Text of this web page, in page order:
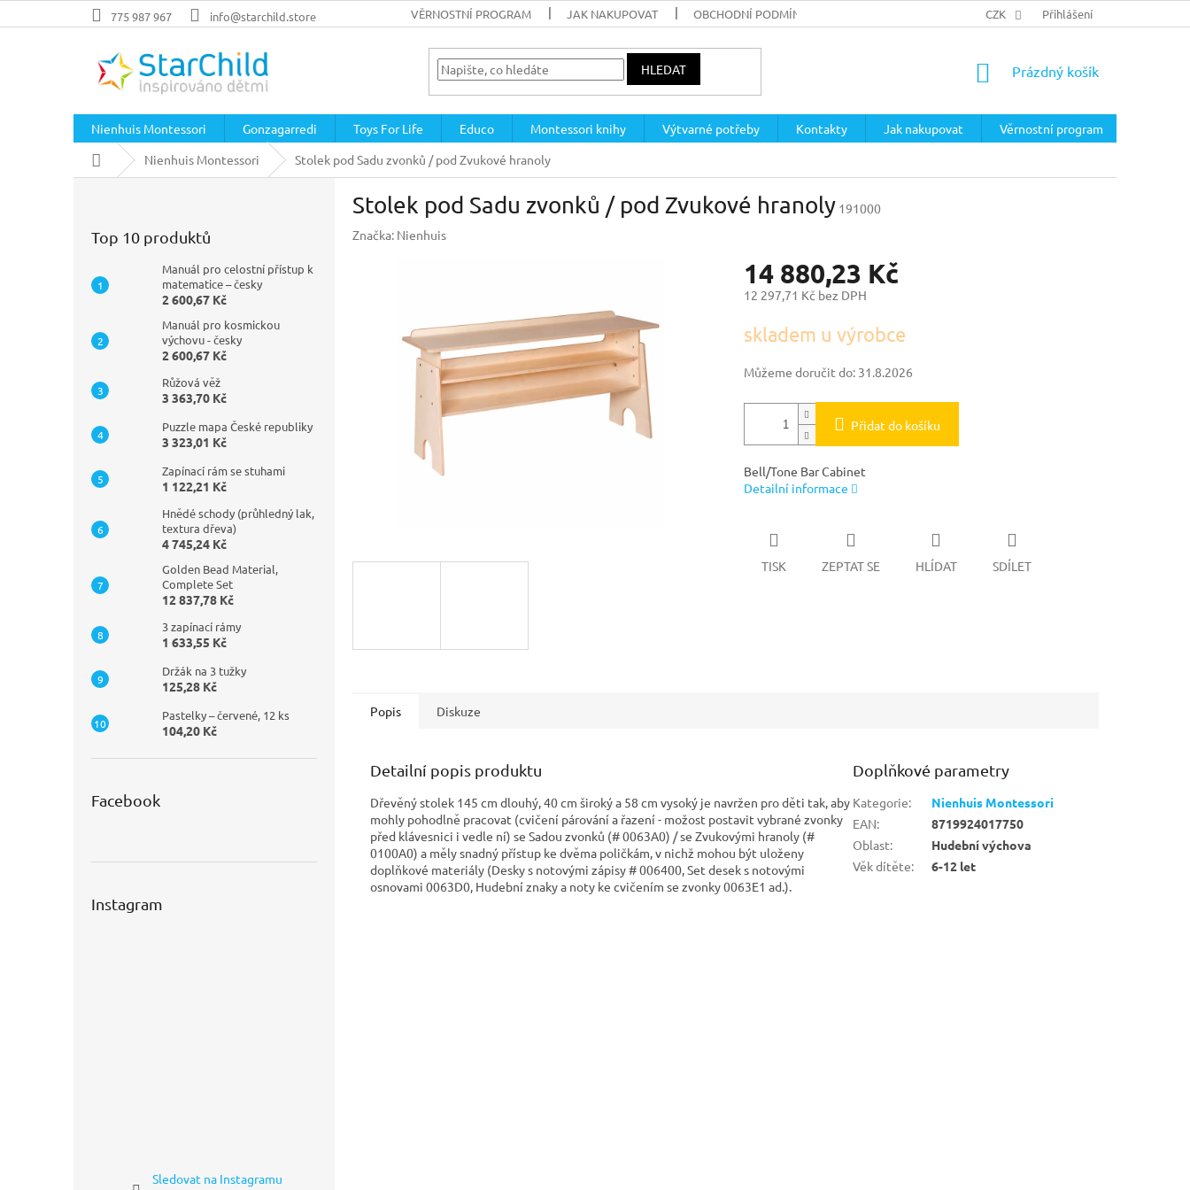
na
775 987 967 info@starchild.store VĚRNOSTNÍ PROGRAM JAK NAKUPOVAT OBCHODNÍ PODMÍNKY PODMÍNKY OCHRANY OSOBNÍCH ÚDAJŮ
CZK Přihlášení
HLEDAT
NÁKUPNÍ
Prázdný košík
Nienhuis Montessori Gonzagarredi Toys For Life Educo Montessori knihy Výtvarné potřeby Kontakty Jak nakupovat
Věrnostní program
Domů
Nienhuis Montessori Stolek pod Sadu zvonků / pod Zvukové hranoly
Top 10 produktů
Manuál pro celostní přístup k
matematice – česky
2 600,67 Kč
Manuál pro kosmickou
výchovu - česky
2 600,67 Kč
Růžová věž
3 363,70 Kč
Puzzle mapa České republiky
3 323,01 Kč
Zapínací rám se stuhami
1 122,21 Kč
Hnědé schody (průhledný lak,
textura dřeva)
4 745,24 Kč
Golden Bead Material,
Complete Set
12 837,78 Kč
3 zapínací rámy
1 633,55 Kč
Držák na 3 tužky
125,28 Kč
Pastelky – červené, 12 ks
104,20 Kč
Facebook
Instagram
Sledovat na Instagramu
Stolek pod Sadu zvonků / pod Zvukové hranoly 191000
Značka: Nienhuis
14 880,23 Kč
12 297,71 Kč bez DPH
cena:
skladem u výrobce
Můžeme doručit do: 31.8.2026
Přidat do košíku
Bell/Tone Bar Cabinet
Detailní informace
TISK ZEPTAT SE HLÍDAT SDÍLET
Popis Diskuze
Detailní popis produktu
Dřevěný stolek 145 cm dlouhý, 40 cm široký a 58 cm vysoký je navržen pro děti tak, aby
mohly pohodlně pracovat (cvičení párování a řazení - možost postavit vybrané zvonky
před klávesnici i vedle ní) se Sadou zvonků (# 0063A0) / se Zvukovými hranoly (#
0100A0) a měly snadný přístup ke dvěma poličkám, v nichž mohou být uloženy
doplňkové materiály (Desky s notovými zápisy # 006400, Set desek s notovými
osnovami 0063D0, Hudební znaky a noty ke cvičením se zvonky 0063E1 ad.).
Doplňkové parametry
Kategorie:
Nienhuis Montessori
EAN:
8719924017750
Oblast:
Hudební výchova
Věk dítěte: 6-12 let